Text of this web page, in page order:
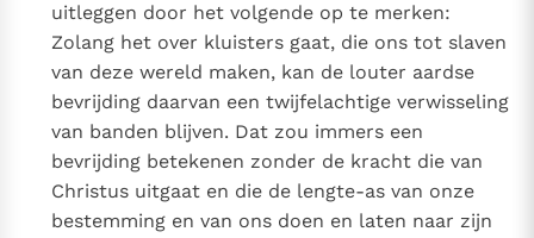
van het Romeins martyrologium
Vaticaanse financiële waakhond verliest autonomie
Paus spreekt het Wereldvoedselprogramma toe
Paus Leo XIV in Pavia: "De stad is zowel een gave als
een taak"
RK Documenten stelt heel veel belangrijke
kerkelijke documenten van de Rooms
Katholieke Kerk in het Nederlands beschikbaar
uitleggen door het volgende op te merken:
Zolang het over kluisters gaat, die ons tot slaven
van deze wereld maken, kan de louter aardse
bevrijding daarvan een twijfelachtige verwisseling
van banden blijven. Dat zou immers een
bevrijding betekenen zonder de kracht die van
Christus uitgaat en die de lengte-as van onze
bestemming en van ons doen en laten naar zijn